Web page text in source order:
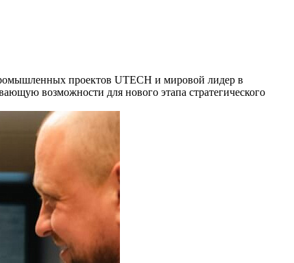
проектов UTECH и мировой лидер в
возможности для нового этапа стратегического